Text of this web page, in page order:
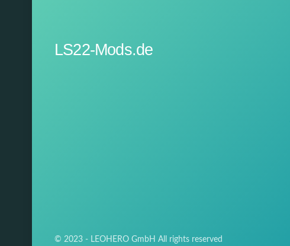
LS22-Mods.de
© 2023 - LEOHERO GmbH All rights reserved